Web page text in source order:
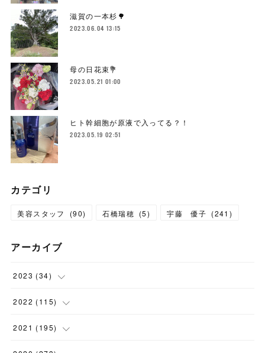
滋賀の一本杉🌳
2023.06.04 13:15
母の日花束💐
2023.05.21 01:00
ヒト幹細胞が原液で入ってる？！
2023.05.19 02:51
カテゴリ
美容スタッフ (90) 石橋瑞穂 (5) 宇藤 優子 (241 )
アーカイブ
2023 (34)
( 1 )
(2)
(3)
2022 (115)
(8)
2021 (195)